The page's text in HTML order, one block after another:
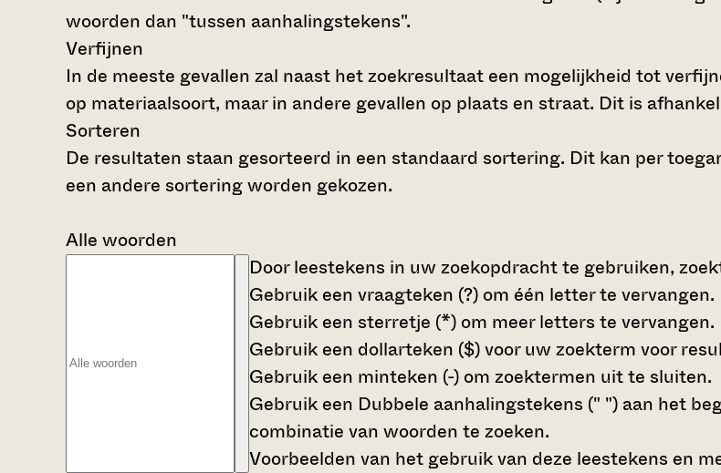
woorden dan "tussen aanhalingstekens".
Verfijnen
In de meeste gevallen zal naast het zoekresultaat een mogelijkheid tot
op materiaalsoort, maar in andere gevallen op plaats en straat. Dit is
Sorteren
De resultaten staan gesorteerd in een standaard sortering. Dit kan per
een andere sortering worden gekozen.
Alle woorden
Door leestekens in uw zoekopdracht te gebruiken,
Gebruik een vraagteken (?) om één letter te vervangen.
Gebruik een sterretje (*) om meer letters te vervangen.
Gebruik een dollarteken ($)voor uw zoekterm voor
Gebruik een minteken (-) om zoektermen uit te sluiten.
Gebruik een Dubbele aanhalingstekens (" ") aan het
combinatie van woorden te zoeken.
Voorbeelden van het gebruik van deze leestekens en